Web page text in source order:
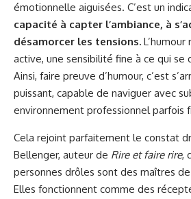
émotionnelle aiguisées. C’est un
capacité à capter l’ambiance, à
désamorcer les tensions.
active, une sensibilité fine à ce qui se
Ainsi, faire preuve d’humour, c’est
puissant, capable de naviguer avec
environnement professionnel parfois
Cela rejoint parfaitement le constat
Bellenger, auteur de Rire et faire rire,
personnes drôles sont des maîtres
Elles fonctionnent comme des